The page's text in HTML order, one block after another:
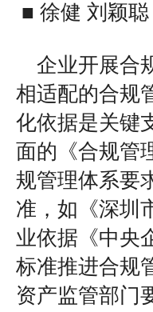
■ 徐健 刘颖聪
企业开展合
相适配的合规
化依据是关键
面的《合规管
规管理体系要
准，如《深圳
业依据《中央
标准推进合规
资产监管部门